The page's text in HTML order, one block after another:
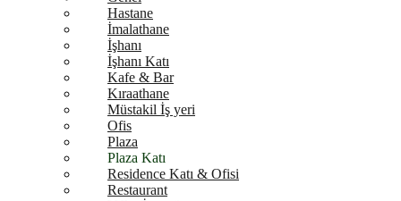
Hastane
İmalathane
İşhanı
İşhanı Katı
Kafe & Bar
Kıraathane
Müstakil İş yeri
Ofis
Plaza
Plaza Katı
Residence Katı & Ofisi
Restaurant